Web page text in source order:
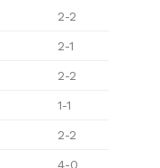
2-2
2-1
2-2
1-1
2-2
4-0